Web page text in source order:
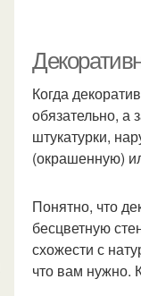
Когда
обязательно, а
штукатурки,
(окрашенную)
Понятно, что
бесцветную
схожести с
что вам нужно.